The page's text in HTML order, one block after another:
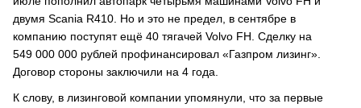
двумя Scania R410. Но и это не предел, в сентябре в
компанию поступят ещё 40 тягачей Volvo FH. Сделку на
549 000 000 рублей профинансировал «Газпром лизинг».
Договор стороны заключили на 4 года.
К слову, в лизинговой компании упомянули, что за первые